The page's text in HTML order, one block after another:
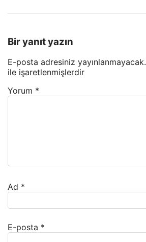
Bir yanıt yazın
E-posta adresiniz yayınlanmayacak.
ile işaretlenmişlerdir
Yorum *
Ad *
E-posta *